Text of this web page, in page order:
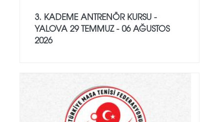
3. KADEME ANTRENÖR KURSU -
YALOVA 29 TEMMUZ - 06 AĞUSTOS
2026